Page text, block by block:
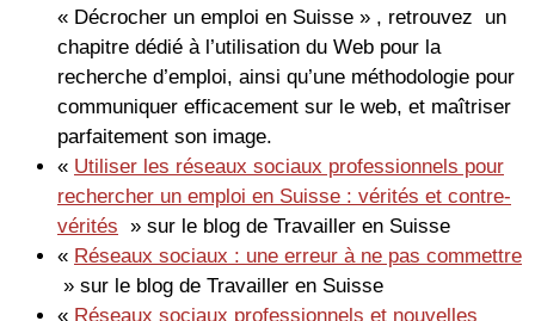
« Décrocher un emploi en Suisse » , retrouvez un
chapitre dédié à l’utilisation du Web pour la
recherche d’emploi, ainsi qu’une méthodologie pour
communiquer efficacement sur le web, et maîtriser
parfaitement son image.
« Utiliser les réseaux sociaux professionnels pour
rechercher un emploi en Suisse : vérités et contre-
vérités » sur le blog de Travailler en Suisse
« Réseaux sociaux : une erreur à ne pas commettre
» sur le blog de Travailler en Suisse
« Réseaux sociaux professionnels et nouvelles